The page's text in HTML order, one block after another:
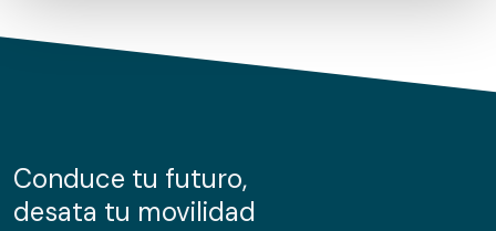
de cookies.
información sobre el uso que haga del sitio web con
nuestros partners de redes sociales, publicidad y análisis
Conduce tu futuro,
desata tu movilidad